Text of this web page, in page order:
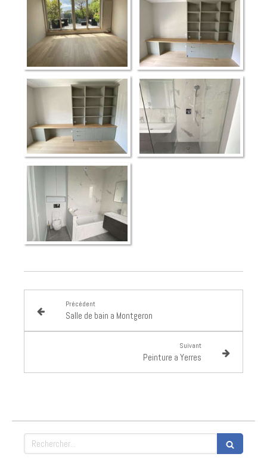
Précédent
Salle de bain a Montgeron
Suivant
Peinture a Yerres
Rechercher